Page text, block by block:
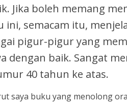
Jika boleh memang
semacam itu,
pigur-pigur yang
dengan baik. Sangat
40 tahun ke atas.
saya buku yang menolong